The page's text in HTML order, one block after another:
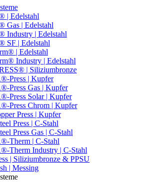
| Edelstahl
Gas | Edelstahl
Industry | Edelstahl
SF | Edelstahl
| Edelstahl
Industry | Edelstahl
| Siliziumbronze
Press | Kupfer
Press Gas | Kupfer
Press Solar | Kupfer
Press Chrom | Kupfer
Press | Kupfer
Press | C-Stahl
Press Gas | C-Stahl
Therm | C-Stahl
Therm Industry | C-Stahl
| Siliziumbronze & PPSU
| Messing